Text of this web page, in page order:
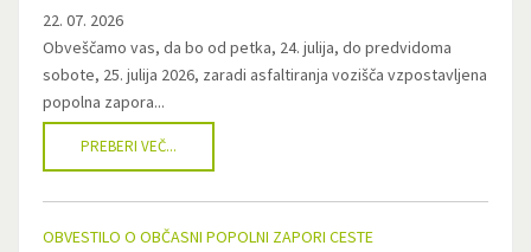
22. 07. 2026
Obveščamo vas, da bo od petka, 24. julija, do predvidoma
sobote, 25. julija 2026, zaradi asfaltiranja vozišča vzpostavljena
popolna zapora...
PREBERI VEČ...
OBVESTILO O OBČASNI POPOLNI ZAPORI CESTE